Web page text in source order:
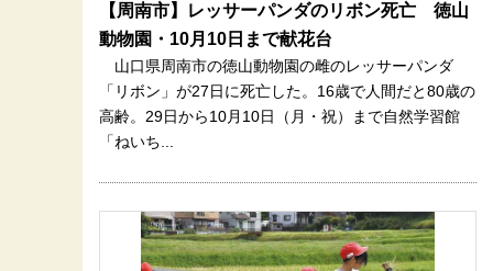
【周南市】レッサーパンダのリボン死亡 徳山
動物園・10月10日まで献花台
山口県周南市の徳山動物園の雌のレッサーパンダ
「リボン」が27日に死亡した。16歳で人間だと80歳の
高齢。29日から10月10日（月・祝）まで自然学習館
「ねいち...